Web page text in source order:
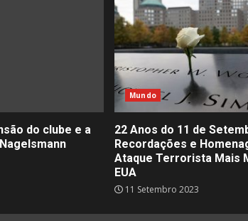
do clube e a
Mundo
22 Anos do 11 de
Recordações e
Ataque Terrorista Mais
EUA
11 Setembro 2023